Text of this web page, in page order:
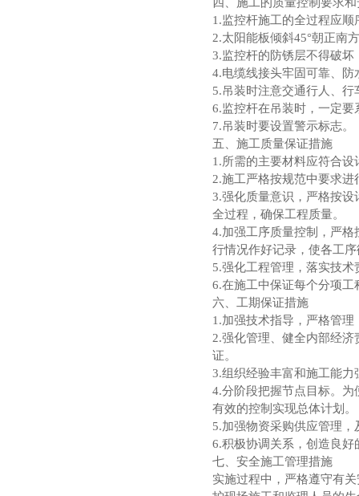
1.监控杆施工的全过程应
2.太阳能板倾斜45°朝正南
3.监控杆的防锈层不得破坏
4.电缆线接头牢固可靠、防
5.吊装时注意交通行人、行
6.监控杆在吊装时，一定
7.吊装时要设置警示标志。
五、施工质量保证措施
1.所需的主要材料应符合
2.施工严格按规范中要求
3.强化质量意识，严格按
全过程，确保工程质量。
4.加强工序质量控制，严
行情况作好记录，使各工
5.强化工程管理，落实技
6.在施工中保证每个分项
六、工期保证措施
1.加强技术指导，严格管
2.强化管理、健全内部经
证。
3.组织经验丰富和施工能
4.分阶段把握节点目标。
有效的控制实现总体计划。
5.加强物资采购供应管理
6.积极协调关系，创造良
七、安全施工管理措施
实施过程中，严格遵守有